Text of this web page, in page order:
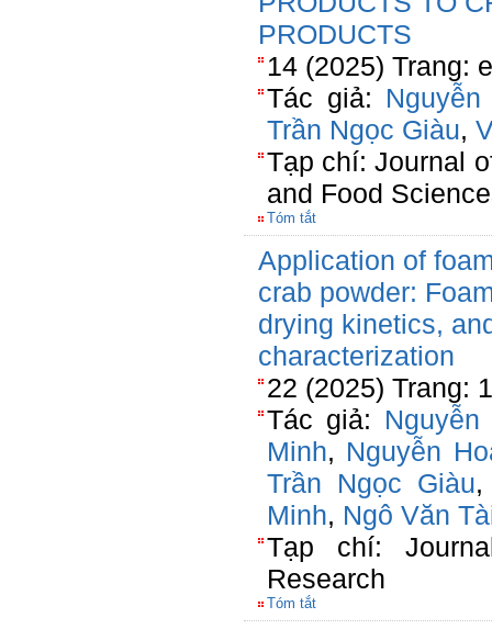
PRODUCTS
14 (2025) Trang:
Tác giả:
Trần Ngọc Giàu,
Tạp chí: Journal
and Food
Tóm tắt
Application of
crab powder:
drying kinetics,
characterization
22 (2025) Trang:
Tác giả:
Minh, Nguyễn
Trần Ngọc Giàu
Minh, Ngô Văn
Tạp chí:
Research
Tóm tắt